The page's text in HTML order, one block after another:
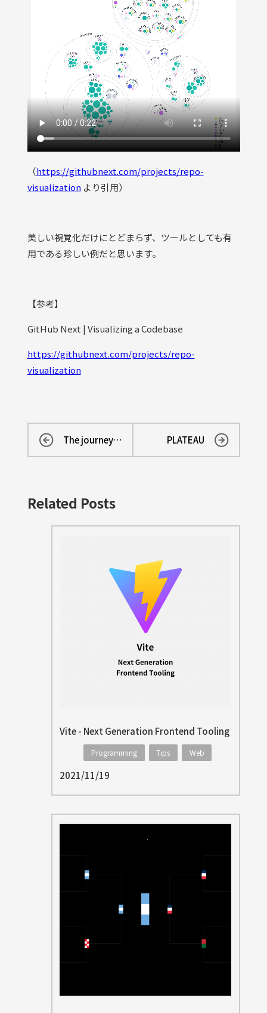
（https://githubnext.com/projects/repo-
visualization より引用）
美しい視覚化だけにとどまらず、ツールとしても有
用である珍しい例だと思います。
【参考】
GitHub Next | Visualizing a Codebase
https://githubnext.com/projects/repo-
visualization
The journey of data center PLATEAU
Related Posts
Vite - Next Generation Frontend Tooling
Programming Tips Web
2021/11/19